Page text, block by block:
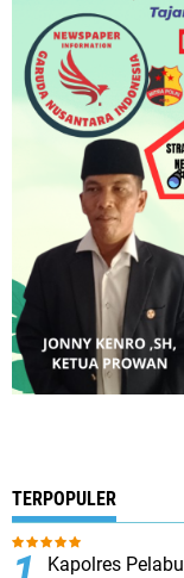
TERPOPULER
Kapolres